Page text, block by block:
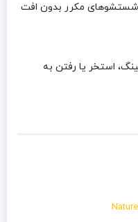
شستشوهای مکرر بدون افت
استخر یا رفتن به